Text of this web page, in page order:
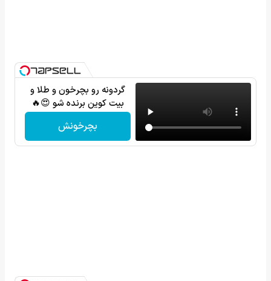
گردونه رو بچرخون و طلا و
بیت کوین برنده شو 😍🔥
بچرخونش